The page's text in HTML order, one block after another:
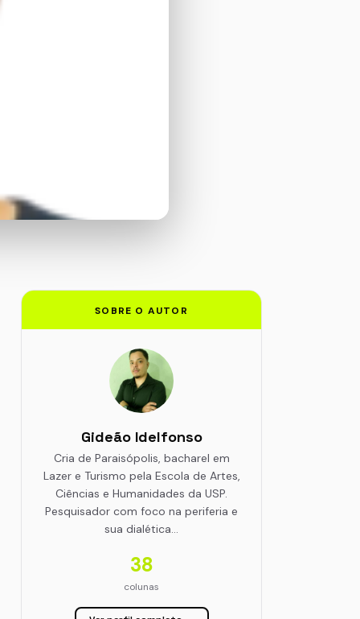
SOBRE O AUTOR
Gideão Idelfonso
Cria de Paraisópolis, bacharel em
Lazer e Turismo pela Escola de Artes,
Ciências e Humanidades da USP.
Pesquisador com foco na periferia e
sua dialética…
38
colunas